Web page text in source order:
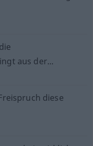
aus der...
diese